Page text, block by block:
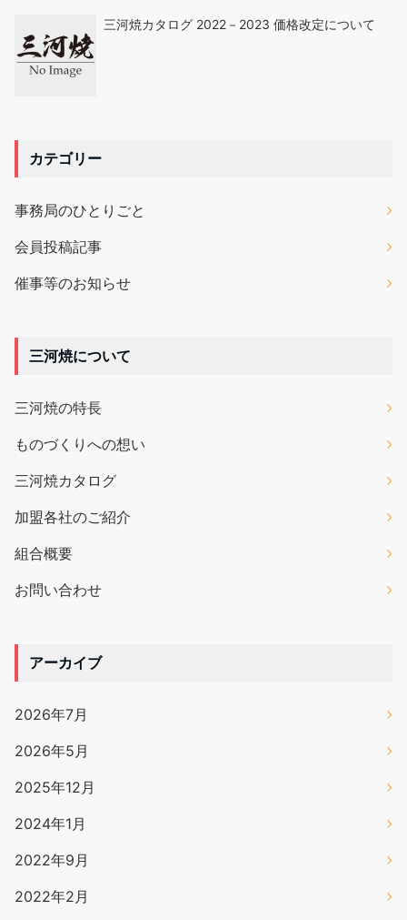
三河焼カタログ 2022－2023 価格改定について
カテゴリー
事務局のひとりごと
会員投稿記事
催事等のお知らせ
三河焼について
三河焼の特長
ものづくりへの想い
三河焼カタログ
加盟各社のご紹介
組合概要
お問い合わせ
アーカイブ
2026年7月
2026年5月
2025年12月
2024年1月
2022年9月
2022年2月